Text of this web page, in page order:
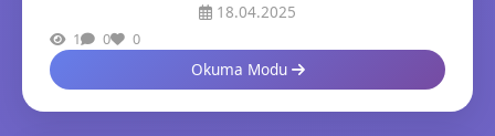
18.04.2025
1 0 0
Okuma Modu